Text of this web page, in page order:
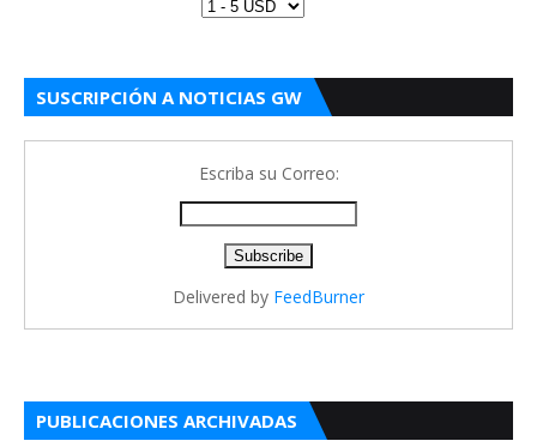
SUSCRIPCIÓN A NOTICIAS GW
Escriba su Correo:
Delivered by FeedBurner
PUBLICACIONES ARCHIVADAS